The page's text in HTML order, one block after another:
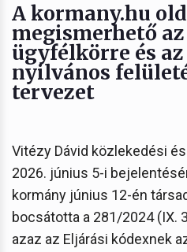
A kormany.hu
megismerhető
ügyfélkörre és az
nyilvános
tervezet
Vitézy Dávid közlekedési
2026. június 5-i
kormány június 12-én
bocsátotta a 281/2024 (IX.
azaz az Eljárási kódexnek